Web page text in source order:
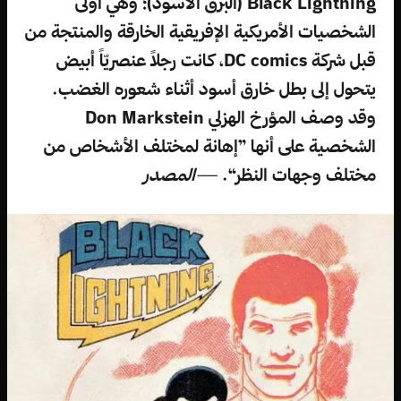
الشخصيات الأمريكية الإفريقية الخارقة والمنتجة من
قبل شركة DC comics، كانت رجلاً عنصريّاً أبيض
يتحول إلى بطل خارق أسود أثناء شعوره الغضب.
وقد وصف المؤرخ الهزلي Don Markstein
الشخصية على أنها ”إهانة لمختلف الأشخاص من
مختلف وجهات النظر“. —المصدر